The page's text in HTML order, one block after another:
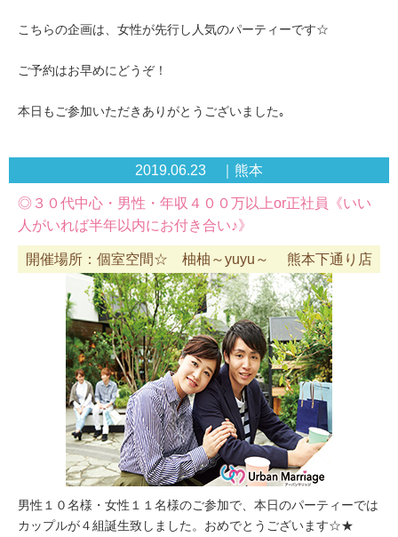
こちらの企画は、女性が先行し人気のパーティーです☆
ご予約はお早めにどうぞ！
本日もご参加いただきありがとうございました｡
2019.06.23 ｜熊本
◎３０代中心・男性・年収４００万以上or正社員《いい
人がいれば半年以内にお付き合い♪》
開催場所：個室空間☆ 柚柚～yuyu～ 熊本下通り店
男性１０名様・女性１１名様のご参加で、本日のパーティーでは
カップルが４組誕生致しました。おめでとうございます☆★